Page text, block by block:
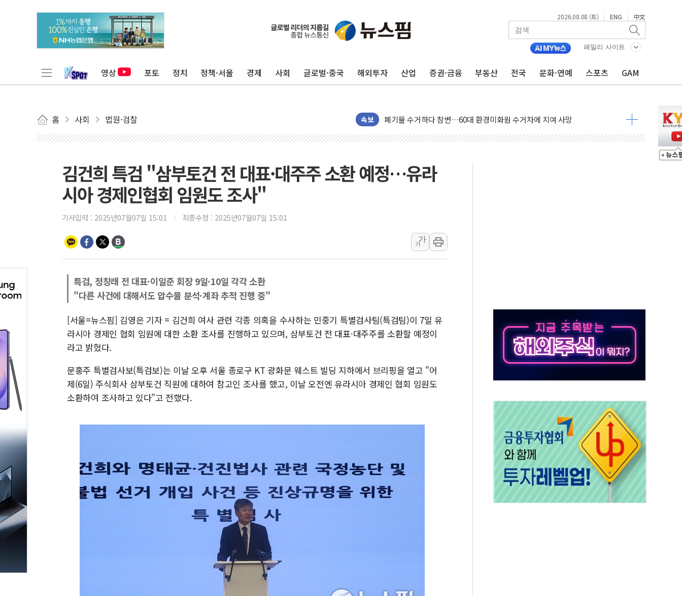
2026.08.08 (토) | ENG | 中文
패밀리 사이트
영상 포토 정치 정책·서울 경제 사회 글로벌·중국 해외투자 산업 증권·금융 부동산 전국 문화·연예 스포츠 GAM
홈 사회 법원·검찰 속보
美, 이란전 출구전략 만지작…공습 한계·탄약 부족 현실화
강릉·동해·삼척 시간당 최대 50㎜ 폭우…강원 동해안 강한 비 어어져
서울 중랑구 주택가서 흉기 난동…60대 남성 2명 숨져
李대통령 "결혼 때문에 손해 보는 일 없게"…'결혼 페널티' 22개 과제 손본다
추미애, '위안부' 피해자 기림의 날 참석..."국제적 시민 연대로 목소리 내야"
인천 선재도 갯벌서 해루질 중 실종 60대 나흘만에 숨진 채 발견
동해중부 전 해상 풍랑주의보…10일까지 최대 3.5m 높은 물결
연일 폭염에 온열질환 사망 23명…정부, 비상대응기구 가동
강원 중·남부 동해안 시간당 50mm 이상 폭우…호우경보 발효
청양 밭에서 일하던 90대 숨져…온열질환 여부 조사
폭염에 車 운전면허 기능시험 오전 집중 편성…체감온도 38도 넘으면 중단
李대통령, 'ISA·주가누르기 방지법' 전면 재검토 지시
김건희 특검 "삼부토건 전 대표·대주주 소환 예정…유라
시아 경제인협회 임원도 조사"
기사입력 : 2025년07월07일 15:01 최종수정 : 2025년07월07일 15:01
가
가
특검, 정창래 전 대표·이일준 회장 9일·10일 각각 소환
"다른 사건에 대해서도 압수물 분석·계좌 추적 진행 중"
[서울=뉴스핌] 김영은 기자 = 김건희 여사 관련 각종 의혹을 수사하는 민중기 특별검사팀(특검팀)이 7일 유
라시아 경제인 협회 임원에 대한 소환 조사를 진행하고 있으며, 삼부토건 전 대표·대주주를 소환할 예정이
라고 밝혔다.
문홍주 특별검사보(특검보)는 이날 오후 서울 종로구 KT 광화문 웨스트 빌딩 지하에서 브리핑을 열고 "어
제(6일) 주식회사 삼부토건 직원에 대하여 참고인 조사를 했고, 이날 오전엔 유라시아 경제인 협회 임원도
소환하여 조사하고 있다"고 전했다.